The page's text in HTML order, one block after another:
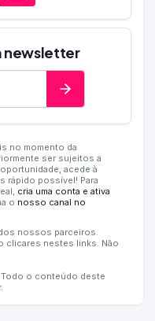
newsletter
no momento da
ser sujeitos a
acede à
rápido possível! Para
cria uma conta e ativa
o nosso canal no
nossos parceiros.
clicares nestes links. Não
. Todo o conteúdo deste